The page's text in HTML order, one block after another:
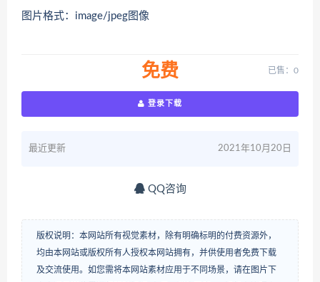
图片格式：image/jpeg图像
免费 已售：0
登录下载
最近更新 2021年10月20日
QQ咨询
版权说明：本网站所有视觉素材，除有明确标明的付费资源外，
均由本网站或版权所有人授权本网站拥有，并供使用者免费下载
及交流使用。如您需将本网站素材应用于不同场景，请在图片下